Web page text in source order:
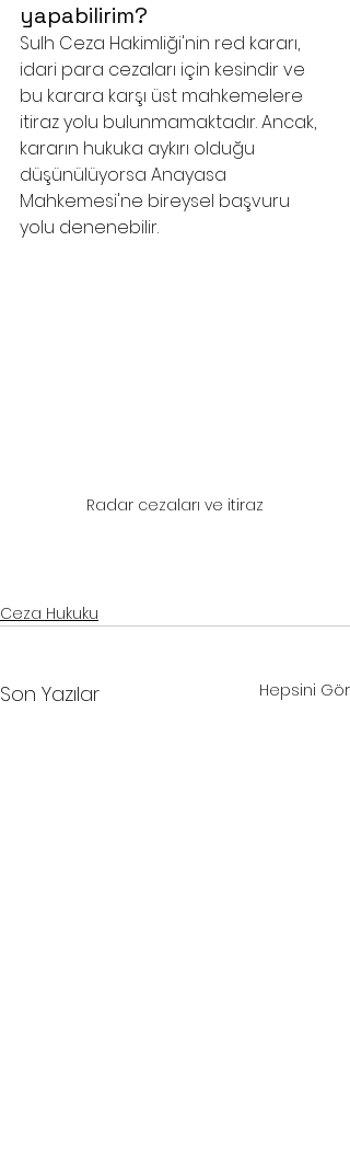
yapabilirim?
Sulh Ceza Hakimliği'nin red kararı,
idari para cezaları için kesindir ve
bu karara karşı üst mahkemelere
itiraz yolu bulunmamaktadır. Ancak,
kararın hukuka aykırı olduğu
düşünülüyorsa Anayasa
Mahkemesi'ne bireysel başvuru
yolu denenebilir.
Radar cezaları ve itiraz
Ceza Hukuku
Son Yazılar Hepsini Gör